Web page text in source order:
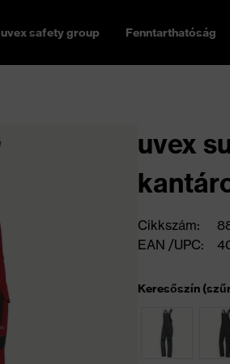
uvex safety group Fenntarthatóság
uvex
Cikkszám:
EAN /UPC:
Keresőszín